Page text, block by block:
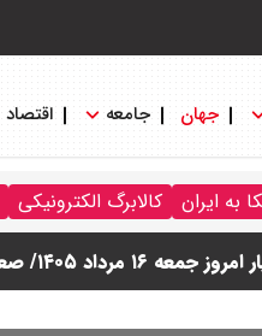
جهان جامعه اقتصاد
به ایران کالابرگ الکترونیکی
۱۴۰۵ اعلام شد + جدول
۱۴۰۵ اعلام شد/ کاهش قیمت سکه